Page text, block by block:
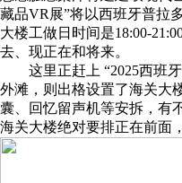
藏品VR展”将以西班牙普拉
大楼工做日时间是18:00-
去、现正在和将来。
这里正赶上 “2025西班牙
外滩，则出格设置了海关大
囊、回忆留声机等安拆，有
海关大楼绝对要排正在前面